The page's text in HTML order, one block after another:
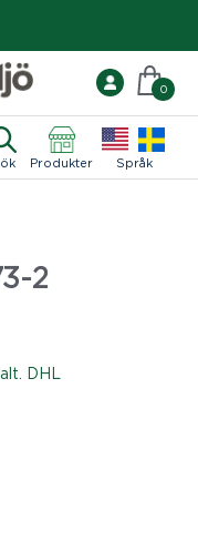
Produkter Språk
0
2
DHL